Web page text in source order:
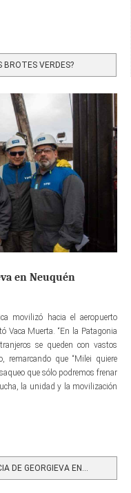
BROTES VERDES?
en Neuquén
movilizó hacia el aeropuerto
Vaca Muerta. “En la Patagonia
se queden con vastos
remarcando que “Milei quiere
que sólo podremos frenar
la unidad y la movilización
DE GEORGIEVA EN...